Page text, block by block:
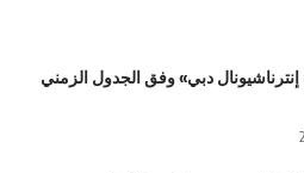
دبي» وفق الجدول الزمني